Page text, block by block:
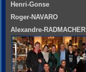
Henri-Gonse
Roger-NAVARO
Alexandre-RADMACHER